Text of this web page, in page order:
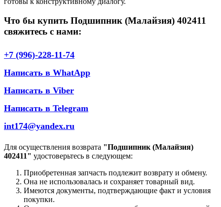
Что бы купить Подшипник (Малайзия) 402411
свяжитесь с нами:
+7 (996)-228-11-74
Написать в WhatApp
Написать в Viber
Написать в Telegram
int174@yandex.ru
Для осуществления возврата "Подшипник (Малайзия)
402411" удостоверьтесь в следующем:
Приобретенная запчасть подлежит возврату и обмену.
Она не использовалась и сохраняет товарный вид.
Имеются документы, подтверждающие факт и условия
покупки.